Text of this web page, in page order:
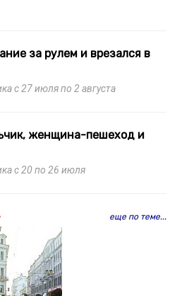
за рулем и врезался в
с 27 июля по 2 августа
женщина-пешеход и
с 20 по 26 июля
еще по теме...